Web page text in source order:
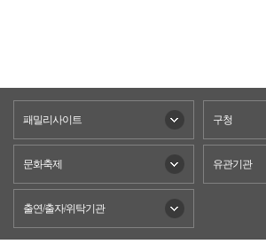
패밀리사이트 구청
문화축제 유관기관
출연/출자/위탁기관